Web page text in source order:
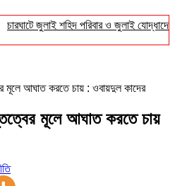
জুলাই শহিদ পরিবার ও জুলাই যোদ্ধাদের
মূলে আঘাত করতে চায় : ওবায়দুল কাদের
মূলে আঘাত করতে চায়